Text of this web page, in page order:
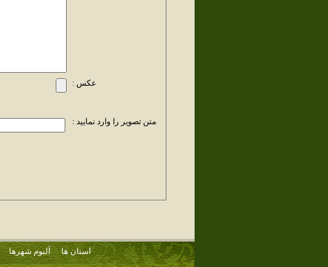
عکس :
متن تصویر را وارد نمایید :
استان ها آلبوم شهرها